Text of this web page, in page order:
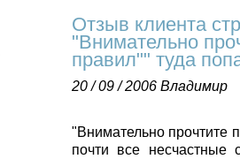
Отзыв клиента
"Внимательно
правил"" туда
20 / 09 / 2006 Владимир
"Внимательно прочтите
почти все несчастные